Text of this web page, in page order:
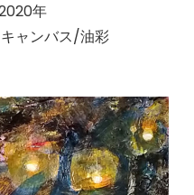
年
ャンバス/油彩